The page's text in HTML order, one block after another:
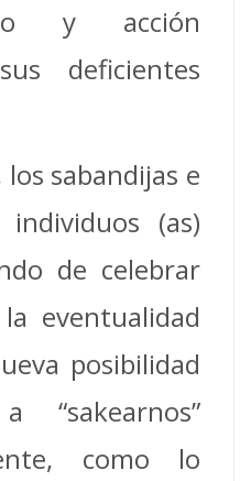
y acción
deficientes
sabandijas e
individuos (as)
de celebrar
eventualidad
posibilidad
“sakearnos”
como lo